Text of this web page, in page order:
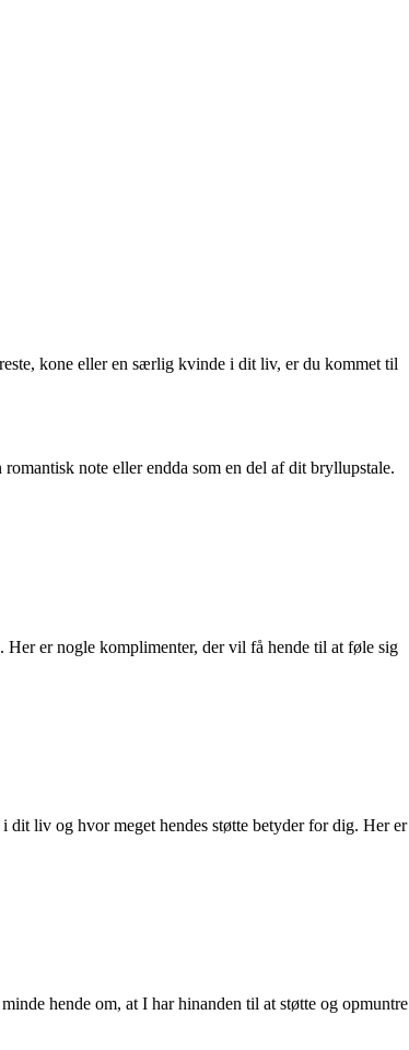
kone eller en særlig kvinde i dit liv, er du kommet til
note eller endda som en del af dit bryllupstale.
er nogle komplimenter, der vil få hende til at føle sig
dit liv og hvor meget hendes støtte betyder for dig. Her er
hende om, at I har hinanden til at støtte og opmuntre